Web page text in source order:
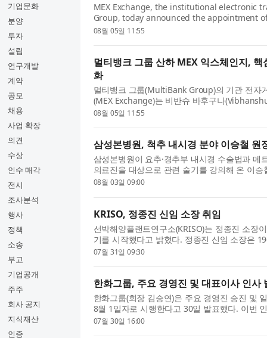
기업문화
분양
투자
설립
연구개발
계약
공모
채용
사업 확장
의견
수상
인수 매각
전시
조사분석
행사
정책
소송
부고
기업공개
주주
회사 공지
지식재산
인증
MEX Exchange, the institutional electronic
Group, today announced the appointment
Senior Director, reinforcing the company's
08월 05일 11:55
멀티뱅크 그룹 산하 MEX 익스체인지,
화
멀티뱅크 그룹(MultiBank Group)의 기관 전자
(MEX Exchange)는 비반슈 바후구나
했다고 발표했다. 이번 인사는 글로벌 기관 대
08월 05일 11:55
삼성본병원, 척추 내시경 분야 이승철
삼성본병원이 요추·경추부 내시경 수술법과 메
의료진을 대상으로 관련 술기를 강의해 온 이
은 8월 3일부터 허리·목 디스크와 척추관협착
08월 03일 09:00
KRISO, 정종진 신임 소장 취임
선박해양플랜트연구소(KRISO)는 정종진 소장
기를 시작했다고 밝혔다. 정종진 신임 소장은
선해양공학 학사(1992년), 석사(1994년), 박사
07월 31일 09:30
한화그룹, 주요 경영진 및 대표이사 인사
한화그룹(회장 김승연)은 주요 경영진 승진 및
8월 1일자로 시행한다고 30일 발표했다. 이번
장으로, 김동원 한화생명 사장이 부회장으로,
07월 30일 16:00